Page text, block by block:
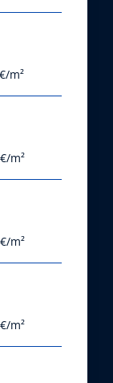
m²
m²
m²
m²